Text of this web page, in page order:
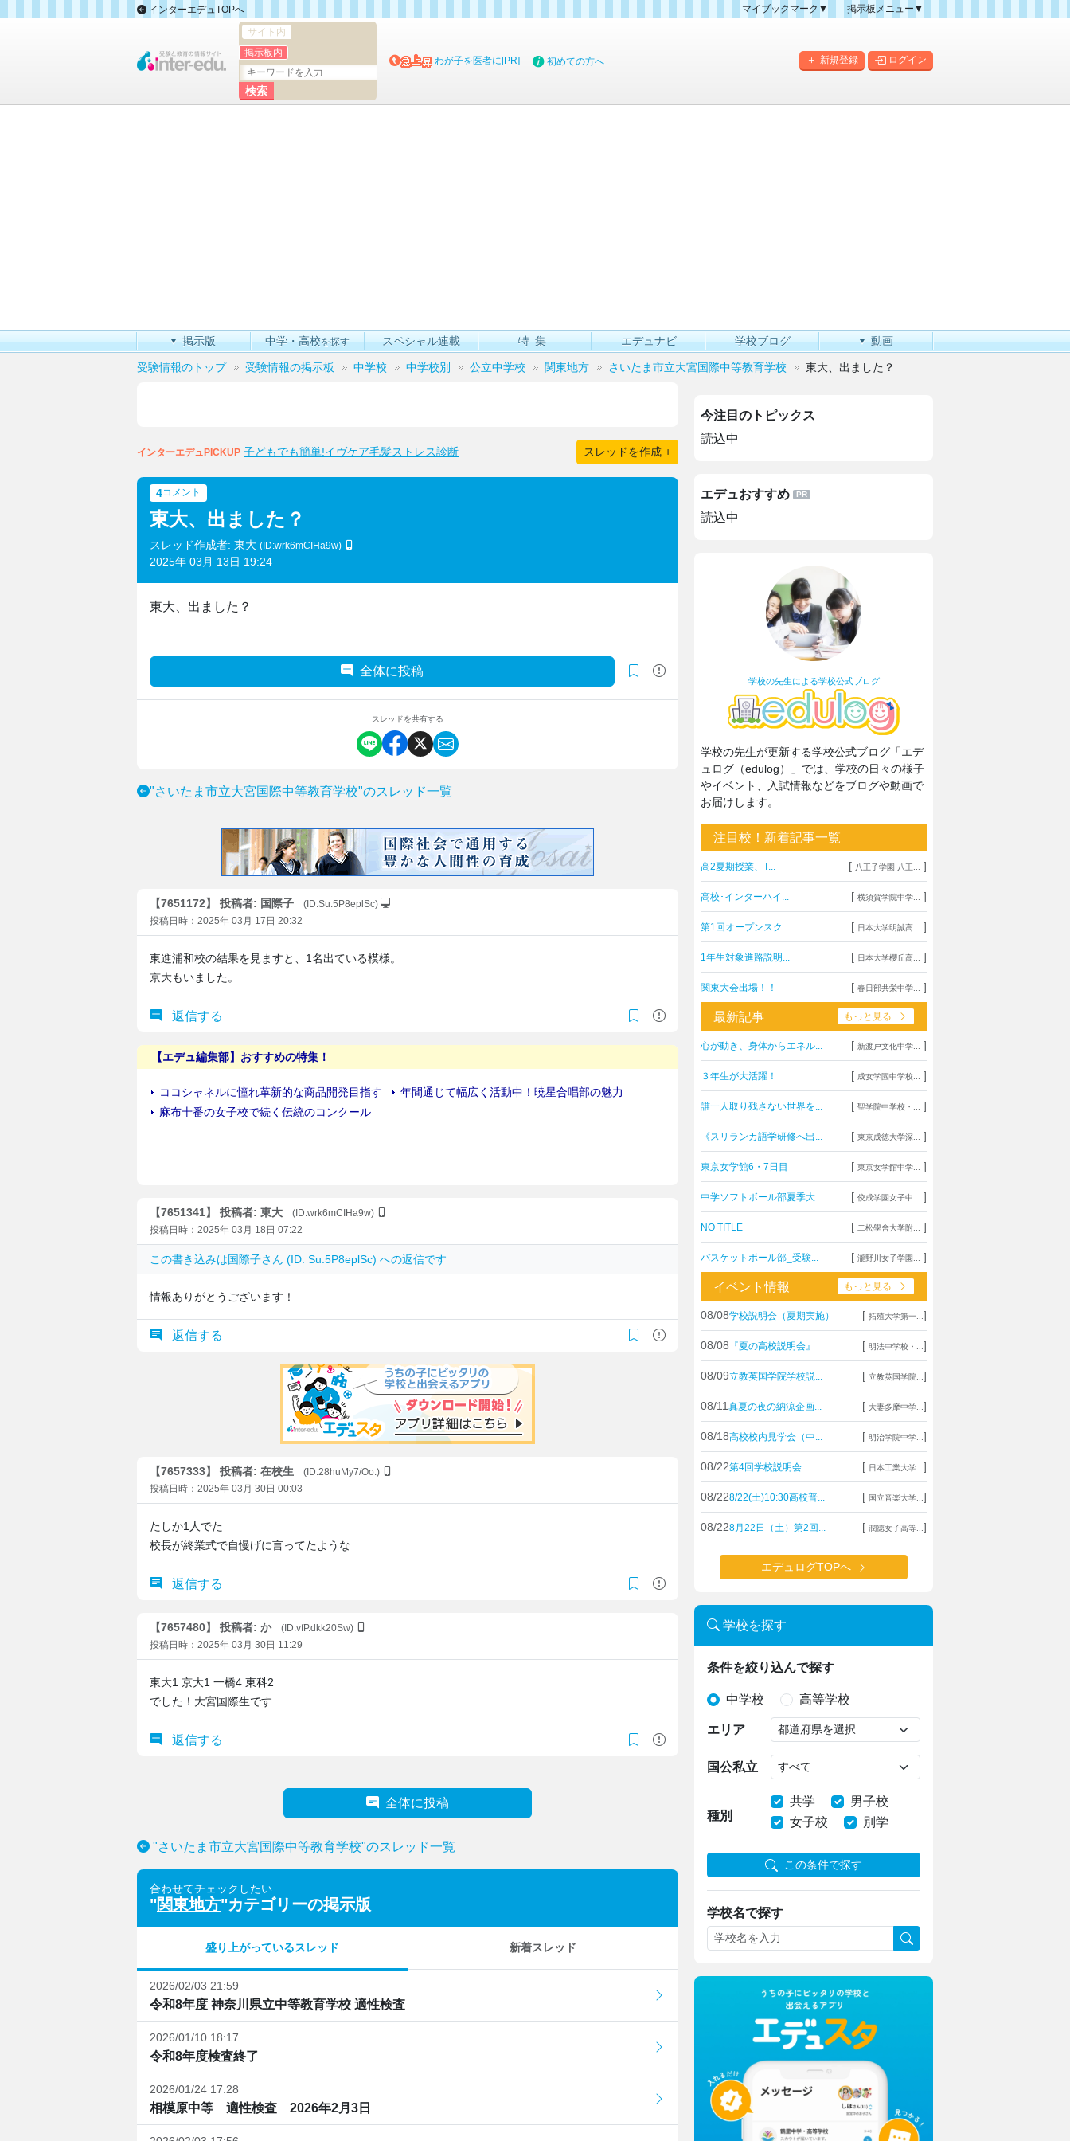
インターエデュTOPへ
マイブックマーク▼
掲示板メニュー▼
掲示板マップ
新規登録 ログイン
サイト内
掲示板内
わが子を医者に[PR] 初めての方へ
掲示版 中学・高校を探す スペシャル連載 特集 エデュナビ 学校ブログ 動画
受験情報のトップ 受験情報の掲示板 中学校 中学校別 公立中学校 関東地方 さいたま市立大宮国際中等教育学校 東大、出ました？
インターエデュPICKUP 子どもでも簡単!イヴケア毛髪ストレス診断 スレッドを作成 +
4コメント
東大、出ました？
スレッド作成者: 東大 (ID:wrk6mCIHa9w)
2025年 03月 13日 19:24
東大、出ました？
全体に投稿
スレッドを共有する
"さいたま市立大宮国際中等教育学校"のスレッド一覧
【7651172】 投稿者: 国際子
(ID:Su.5P8eplSc)
投稿日時：2025年 03月 17日 20:32
東進浦和校の結果を見ますと、1名出ている模様。
京大もいました。
返信する
【7651341】 投稿者: 東大
(ID:wrk6mCIHa9w)
投稿日時：2025年 03月 18日 07:22
この書き込みは国際子さん (ID: Su.5P8eplSc) への返信です
情報ありがとうございます！
返信する
【7657333】 投稿者: 在校生
(ID:28huMy7/Oo.)
投稿日時：2025年 03月 30日 00:03
たしか1人でた
校長が終業式で自慢げに言ってたような
返信する
【7657480】 投稿者: か
(ID:vfP.dkk20Sw)
投稿日時：2025年 03月 30日 11:29
東大1 京大1 一橋4 東科2
でした！大宮国際生です
返信する
全体に投稿
"さいたま市立大宮国際中等教育学校"のスレッド一覧
合わせてチェックしたい
"関東地方"カテゴリーの掲示版
盛り上がっているスレッド 新着スレッド
2026/02/03 21:59
令和8年度 神奈川県立中等教育学校 適性検査
2026/01/10 18:17
令和8年度検査終了
2026/01/24 17:28
相模原中等 適性検査 2026年2月3日
今注目のトピックス
読込中
エデュおすすめ
読込中
学校の先生による学校公式ブログ
学校の先生が更新する学校公式ブログ「エデ
ュログ（edulog）」では、学校の日々の様子
やイベント、入試情報などをブログや動画で
お届けします。
注目校！新着記事一覧
高2夏期授業、T... [ 八王子学園 八王... ]
高校･インターハイ... [ 横須賀学院中学... ]
第1回オープンスク... [ 日本大学明誠高... ]
1年生対象進路説明... [ 日本大学櫻丘高... ]
関東大会出場！！ [ 春日部共栄中学... ]
最新記事 もっと見る
心が動き、身体からエネル... [ 新渡戸文化中学... ]
３年生が大活躍！ [ 成女学園中学校... ]
誰一人取り残さない世界を... [ 聖学院中学校・... ]
《スリランカ語学研修へ出... [ 東京成徳大学深... ]
東京女学館6・7日目 [ 東京女学館中学... ]
中学ソフトボール部夏季大... [ 佼成学園女子中... ]
NO TITLE [ 二松學舍大学附... ]
バスケットボール部_受験... [ 瀧野川女子学園... ]
イベント情報 もっと見る
08/08学校説明会（夏期実施） [ 拓殖大学第一... ]
08/08 『夏の高校説明会』 [ 明法中学校・... ]
08/09立教英国学院学校説... [ 立教英国学院... ]
08/11 真夏の夜の納涼企画... [ 大妻多摩中学... ]
08/18高校校内見学会（中... [ 明治学院中学... ]
08/22第4回学校説明会 [ 日本工業大学... ]
08/228/22(土)10:30高校普... [ 国立音楽大学... ]
08/228月22日（土）第2回... [ 潤徳女子高等... ]
エデュログTOPへ
学校を探す
条件を絞り込んで探す
中学校 高等学校
エリア
国公私立
種別
共学
男子校
女子校
別学
この条件で探す
学校名で探す